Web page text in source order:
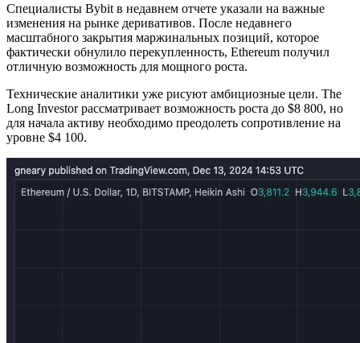
Специалисты Bybit в недавнем отчете указали на важные
изменения на рынке деривативов. После недавнего
масштабного закрытия маржинальных позиций, которое
фактически обнулило перекупленность, Ethereum получил
отличную возможность для мощного роста.
Технические аналитики уже рисуют амбициозные цели. The
Long Investor рассматривает возможность роста до $8 800, но
для начала активу необходимо преодолеть сопротивление на
уровне $4 100.